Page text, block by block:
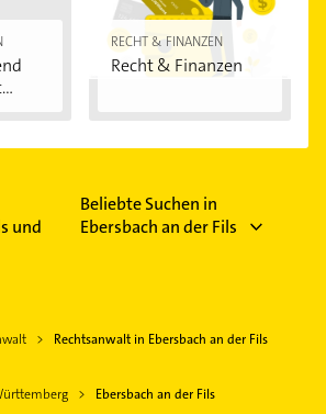
RECHT & FINANZEN
Recht & Finanzen
und
Beliebte Suchen in
Ebersbach an der Fils
Rechtsanwalt in Ebersbach an der Fils
Ebersbach an der Fils